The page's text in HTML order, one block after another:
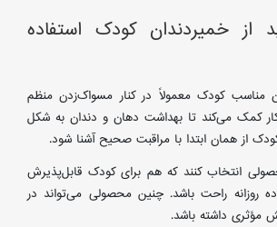
از خمیردندان کودک استفاده
مناسب کودک معمولاً در کنار مسواک‌زدن منظم
کمک می‌کند تا بهداشت دهان و دندان به شکل
از همان ابتدا با مراقبت صحیح آشنا شود.
انتخاب کنند که هم برای کودک قابل‌پذیرش
روزانه راحت باشد. چنین محصولی می‌تواند در
داشته باشد.